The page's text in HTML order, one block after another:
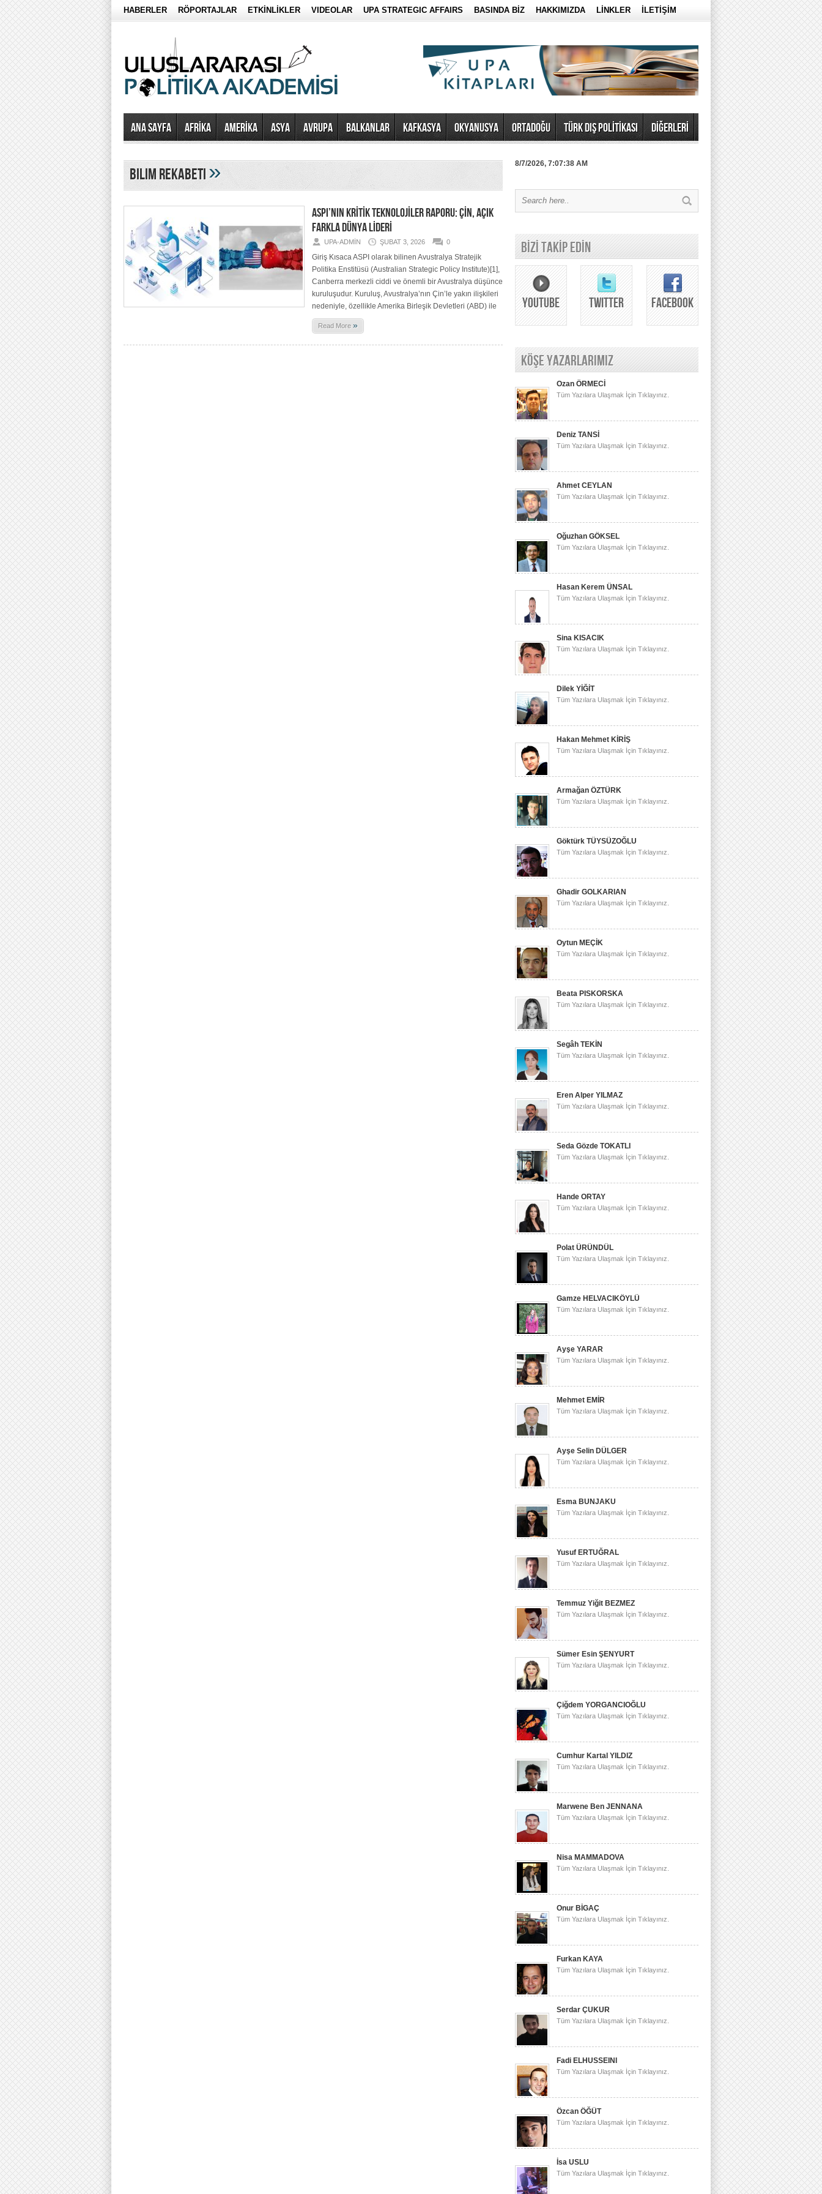
HABERLER RÖPORTAJLAR ETKİNLİKLER VIDEOLAR UPA STRATEGIC AFFAIRS BASINDA BİZ HAKKIMIZDA LİNKLER İLETİŞİM
Ana Sayfa AFRİKA AMERİKA ASYA AVRUPA BALKANLAR KAFKASYA OKYANUSYA ORTADOĞU TÜRK DIŞ POLİTİKASI DİĞERLERİ
bilim rekabeti»
ASPI’NIN KRİTİK TEKNOLOJİLER RAPORU: ÇİN, AÇIK
FARKLA DÜNYA LİDERİ
UPA-ADMIN ŞUBAT 3, 2026 0
Giriş Kısaca ASPI olarak bilinen Avustralya Stratejik
Politika Enstitüsü (Australian Strategic Policy Institute)[1],
Canberra merkezli ciddi ve önemli bir Avustralya düşünce
kuruluşudur. Kuruluş, Avustralya’nın Çin’le yakın ilişkileri
nedeniyle, özellikle Amerika Birleşik Devletleri (ABD) ile
Read More »
8/7/2026, 7:07:38 AM
BİZİ TAKİP EDİN
YOUTUBE TWITTER FACEBOOK
KÖŞE YAZARLARIMIZ
Ozan ÖRMECİ
Tüm Yazılara Ulaşmak İçin Tıklayınız.
Deniz TANSİ
Tüm Yazılara Ulaşmak İçin Tıklayınız.
Ahmet CEYLAN
Tüm Yazılara Ulaşmak İçin Tıklayınız.
Oğuzhan GÖKSEL
Tüm Yazılara Ulaşmak İçin Tıklayınız.
Hasan Kerem ÜNSAL
Tüm Yazılara Ulaşmak İçin Tıklayınız.
Sina KISACIK
Tüm Yazılara Ulaşmak İçin Tıklayınız.
Dilek YİĞİT
Tüm Yazılara Ulaşmak İçin Tıklayınız.
Hakan Mehmet KİRİŞ
Tüm Yazılara Ulaşmak İçin Tıklayınız.
Armağan ÖZTÜRK
Tüm Yazılara Ulaşmak İçin Tıklayınız.
Göktürk TÜYSÜZOĞLU
Tüm Yazılara Ulaşmak İçin Tıklayınız.
Ghadir GOLKARIAN
Tüm Yazılara Ulaşmak İçin Tıklayınız.
Oytun MEÇİK
Tüm Yazılara Ulaşmak İçin Tıklayınız.
Beata PISKORSKA
Tüm Yazılara Ulaşmak İçin Tıklayınız.
Segâh TEKİN
Tüm Yazılara Ulaşmak İçin Tıklayınız.
Eren Alper YILMAZ
Tüm Yazılara Ulaşmak İçin Tıklayınız.
Seda Gözde TOKATLI
Tüm Yazılara Ulaşmak İçin Tıklayınız.
Hande ORTAY
Tüm Yazılara Ulaşmak İçin Tıklayınız.
Polat ÜRÜNDÜL
Tüm Yazılara Ulaşmak İçin Tıklayınız.
Gamze HELVACIKÖYLÜ
Tüm Yazılara Ulaşmak İçin Tıklayınız.
Ayşe YARAR
Tüm Yazılara Ulaşmak İçin Tıklayınız.
Mehmet EMİR
Tüm Yazılara Ulaşmak İçin Tıklayınız.
Ayşe Selin DÜLGER
Tüm Yazılara Ulaşmak İçin Tıklayınız.
Esma BUNJAKU
Tüm Yazılara Ulaşmak İçin Tıklayınız.
Yusuf ERTUĞRAL
Tüm Yazılara Ulaşmak İçin Tıklayınız.
Temmuz Yiğit BEZMEZ
Tüm Yazılara Ulaşmak İçin Tıklayınız.
Sümer Esin ŞENYURT
Tüm Yazılara Ulaşmak İçin Tıklayınız.
Çiğdem YORGANCIOĞLU
Tüm Yazılara Ulaşmak İçin Tıklayınız.
Cumhur Kartal YILDIZ
Tüm Yazılara Ulaşmak İçin Tıklayınız.
Marwene Ben JENNANA
Tüm Yazılara Ulaşmak İçin Tıklayınız.
Nisa MAMMADOVA
Tüm Yazılara Ulaşmak İçin Tıklayınız.
Onur BİGAÇ
Tüm Yazılara Ulaşmak İçin Tıklayınız.
Furkan KAYA
Tüm Yazılara Ulaşmak İçin Tıklayınız.
Serdar ÇUKUR
Tüm Yazılara Ulaşmak İçin Tıklayınız.
Fadi ELHUSSEINI
Tüm Yazılara Ulaşmak İçin Tıklayınız.
Özcan ÖĞÜT
Tüm Yazılara Ulaşmak İçin Tıklayınız.
İsa USLU
Tüm Yazılara Ulaşmak İçin Tıklayınız.